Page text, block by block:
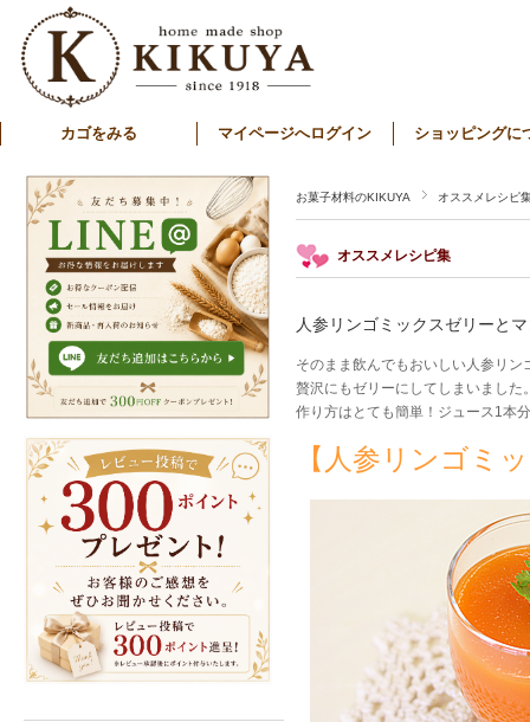
カゴをみる マイページへログイン ショッピングに
お菓子材料のKIKUYA オススメレシピ
オススメレシピ集
人参リンゴミックスゼリーと
そのまま飲んでもおいしい人参リ
贅沢にもゼリーにしてしまいました
作り方はとても簡単！ジュース1本
【人参リンゴミ